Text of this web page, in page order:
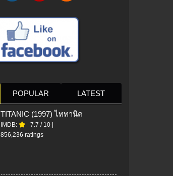
POPULAR LATEST
TITANIC (1997) ไททานิค
IMDB: 7.7 / 10
856,236 ratings